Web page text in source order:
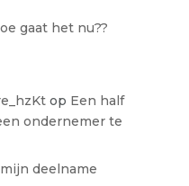
gaat het nu??
op Een half
ondernemer te
deelname